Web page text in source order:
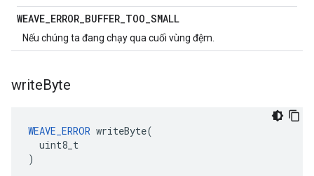
WEAVE_ERROR_BUFFER_TOO_SMALL
Nếu chúng ta đang chạy qua cuối vùng đệm.
writeByte
WEAVE_ERROR writeByte(
  uint8_t
)